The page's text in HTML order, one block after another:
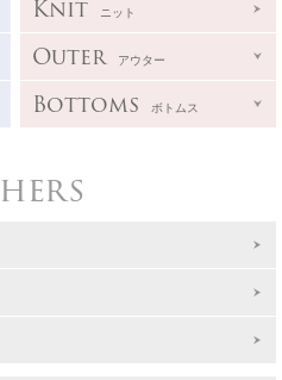
Knit ニット
Outer アウター
Bottoms ボトムス